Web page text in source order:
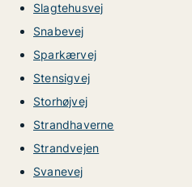
Slagtehusvej
Snabevej
Sparkærvej
Stensigvej
Storhøjvej
Strandhaverne
Strandvejen
Svanevej